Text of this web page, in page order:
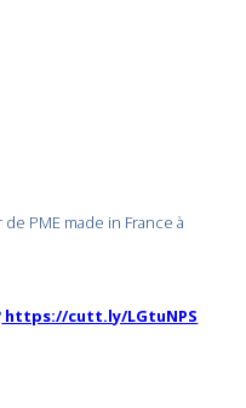
PME made in France à
https://cutt.ly/LGtuNPS